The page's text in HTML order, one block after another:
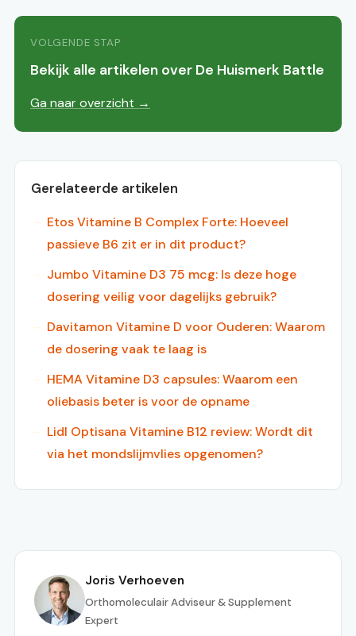
VOLGENDE STAP
Bekijk alle artikelen over De Huismerk Battle
Ga naar overzicht →
Gerelateerde artikelen
Etos Vitamine B Complex Forte: Hoeveel
passieve B6 zit er in dit product?
Jumbo Vitamine D3 75 mcg: Is deze hoge
dosering veilig voor dagelijks gebruik?
Davitamon Vitamine D voor Ouderen: Waarom
de dosering vaak te laag is
HEMA Vitamine D3 capsules: Waarom een
oliebasis beter is voor de opname
Lidl Optisana Vitamine B12 review: Wordt dit
via het mondslijmvlies opgenomen?
Joris Verhoeven
Orthomoleculair Adviseur & Supplement
Expert